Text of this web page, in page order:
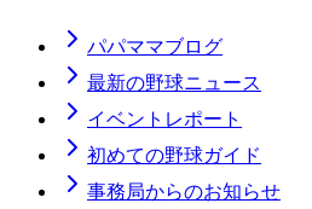
パパママブログ
最新の野球ニュース
イベントレポート
初めての野球ガイド
事務局からのお知らせ